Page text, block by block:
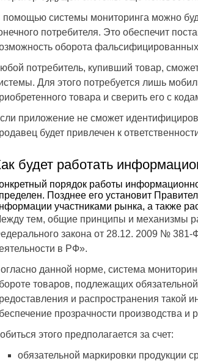
системы мониторинга можно
потребителя. Это обеспечит
оборота
потребитель, купивший товар,
Для этого потребуется лишь
товара и сверить его с
приложение не сможет
будет привлечен к
будет работать
порядок работы
Позднее его установит
участниками рынка, а также
тем, общие принципы и механизмы
закона от 28.12. 2009 № 381-
в РФ».
данной норме, система
товаров, подлежащих
и распространения такой
прозрачности производства и
этого предполагается за счет:
обязательной маркировки продукции